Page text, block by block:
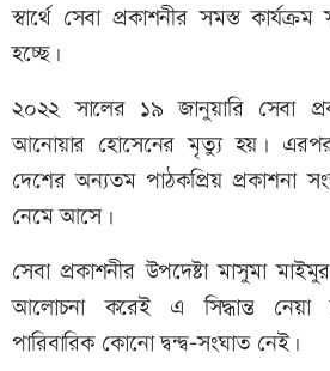
স্বার্থে সেবা প্রকাশনীর সমস্ত
হচ্ছে।
২০২২ সালের ১৯ জানুয়ারি সেবা
আনোয়ার হোসেনের মৃত্যু হয়। এরপর
দেশের অন্যতম পাঠকপ্রিয় প্রকাশনা
নেমে আসে।
সেবা প্রকাশনীর উপদেষ্টা মাসুমা
আলোচনা করেই এ সিদ্ধান্ত
পারিবারিক কোনো দ্বন্দ্ব–সংঘাত নেই।